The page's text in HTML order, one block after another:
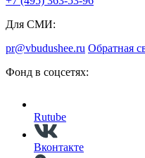
Для СМИ:
pr@vbudushee.ru Обратная
Фонд в соцсетях:
Rutube
Вконтакте